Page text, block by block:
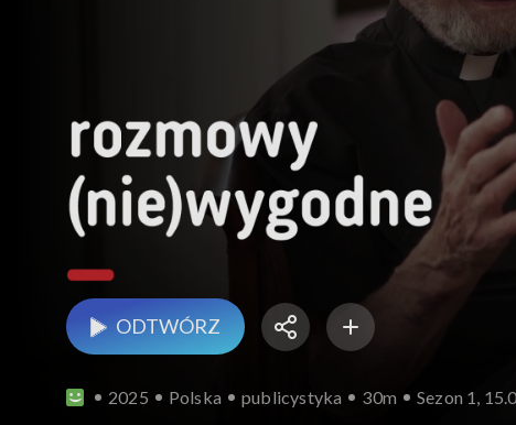
ODTWÓRZ
2025 Polska publicystyka 30m Sezon 1,